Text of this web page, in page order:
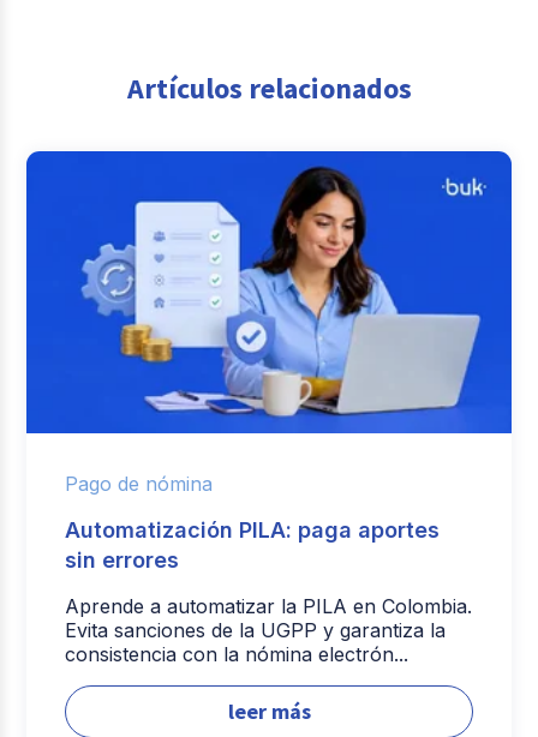
Artículos relacionados
Pago de nómina
Automatización PILA: paga aportes
sin errores
Aprende a automatizar la PILA en Colombia.
Evita sanciones de la UGPP y garantiza la
consistencia con la nómina electrón...
leer más